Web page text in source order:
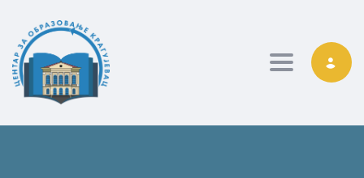
Toggle